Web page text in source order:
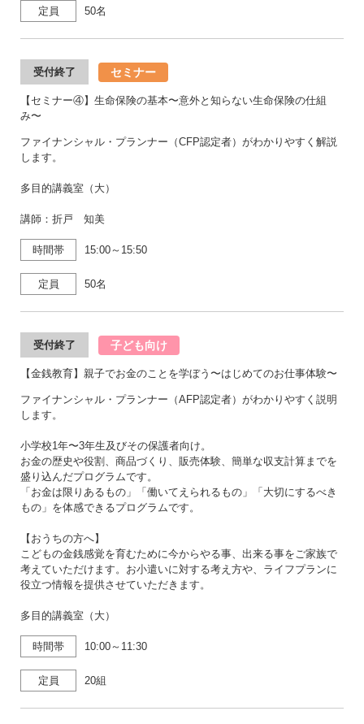
定員 50名
受付終了 セミナー
【セミナー④】生命保険の基本〜意外と知らない生命保険の仕組
み〜
ファイナンシャル・プランナー（CFP認定者）がわかりやすく解説
します。
多目的講義室（大）
講師：折戸 知美
時間帯 15:00～15:50
定員 50名
受付終了 子ども向け
【金銭教育】親子でお金のことを学ぼう〜はじめてのお仕事体験〜
ファイナンシャル・プランナー（AFP認定者）がわかりやすく説明
します。
小学校1年〜3年生及びその保護者向け。
お金の歴史や役割、商品づくり、販売体験、簡単な収支計算までを
盛り込んだプログラムです。
「お金は限りあるもの」「働いてえられるもの」「大切にするべき
もの」を体感できるプログラムです。
【おうちの方へ】
こどもの金銭感覚を育むために今からやる事、出来る事をご家族で
考えていただけます。お小遣いに対する考え方や、ライフプランに
役立つ情報を提供させていただきます。
多目的講義室（大）
時間帯 10:00～11:30
定員 20組